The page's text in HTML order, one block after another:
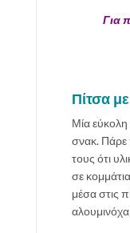
Για
Πίτσα
Μία εύκολη
σνακ. Πάρε
τους ότι
σε
μέσα στις